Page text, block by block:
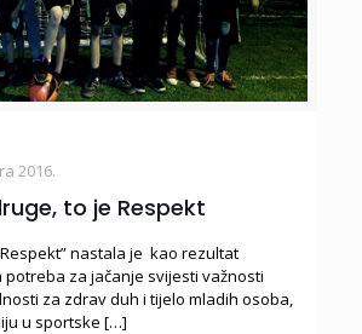
2016.
to je Respekt
nastala je kao rezultat
za jačanje svijesti važnosti
za zdrav duh i tijelo mladih osoba,
u sportske […]